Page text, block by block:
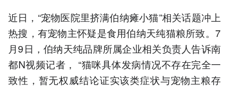
近日，“宠物医院里挤满伯纳瘫小猫”相关话题冲上
热搜，有宠物主怀疑是食用伯纳天纯猫粮所致。7
月9日，伯纳天纯品牌所属企业相关负责人告诉南
都N视频记者， “猫咪具体发病情况不存在完全一
致性，暂无权威结论证实该类症状与宠物主粮存